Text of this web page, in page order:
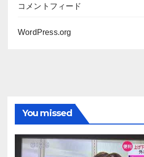
コメントフィード
WordPress.org
You missed